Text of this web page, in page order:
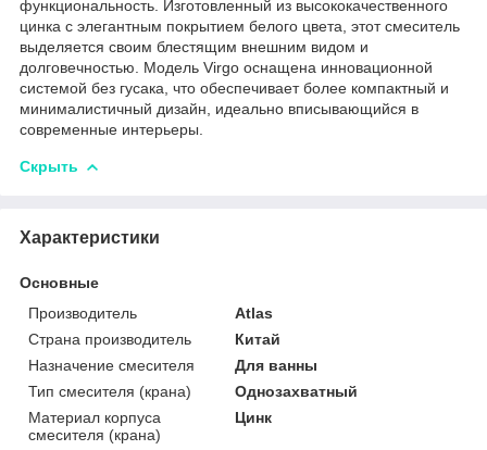
функциональность. Изготовленный из высококачественного
цинка с элегантным покрытием белого цвета, этот смеситель
выделяется своим блестящим внешним видом и
долговечностью. Модель Virgo оснащена инновационной
системой без гусака, что обеспечивает более компактный и
минималистичный дизайн, идеально вписывающийся в
современные интерьеры.
Скрыть
Характеристики
Основные
Производитель
Atlas
Страна производитель
Китай
Назначение смесителя
Для ванны
Тип смесителя (крана)
Однозахватный
Материал корпуса
смесителя (крана)
Цинк